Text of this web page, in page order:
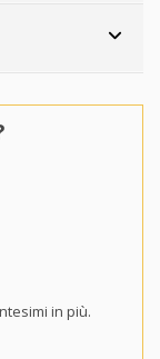
in più.